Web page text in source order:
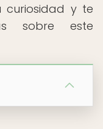
curiosidad y te
sobre este